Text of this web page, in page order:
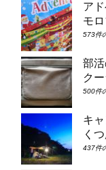
ア
モ
573件
部
ク
500件
キ
く
437件